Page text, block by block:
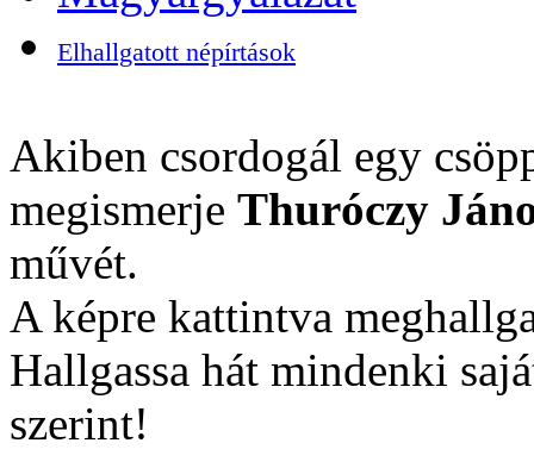
Elhallgatott népírtások
Akiben csordogál egy
megismerje Thuróczy
művét.
A képre kattintva
Hallgassa hát mindenki
szerint!